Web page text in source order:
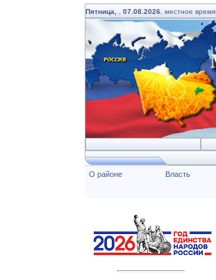
Пятница, 07.08.2026 , местное время
О районе Власть